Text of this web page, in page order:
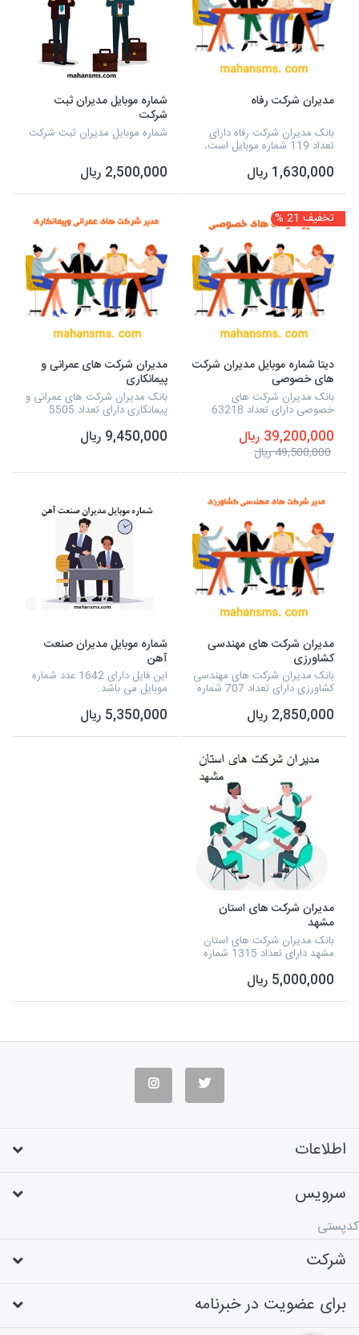
مدیران شرکت رفاه
بانک مدیران شرکت رفاه دارای
تعداد 119 شماره موبایل است،
مستقیم، به این شماره موبایل ها،
پیامک تبلیغاتی خود را ارسال
نمایید.
1,630,000 ریال
شماره موبایل مدیران ثبت
شرکت
شماره موبایل مدیران ثبت شرکت
2,500,000 ریال
تخفیف 21 %
دیتا شماره موبایل مدیران شرکت
های خصوصی
بانک مدیران شرکت های
خصوصی دارای تعداد 63218
توانید به صورت مستقیم، به این
شماره موبایل ها، پیامک تبلیغاتی
خود را ارسال نمایید.
39,200,000 ریال
49,500,000 ریال
مدیران شرکت های عمرانی و
پیمانکاری
بانک مدیران شرکت های عمرانی و
پیمانکاری دارای تعداد 5505
توانید به صورت مستقیم، به این
شماره موبایل ها، پیامک تبلیغاتی
9,450,000 ریال
مدیران شرکت های مهندسی
کشاورزی
بانک مدیران شرکت های مهندسی
کشاورزی دارای تعداد 707 شماره
به صورت مستقیم، به این شماره
موبایل ها، پیامک تبلیغاتی خود را
ارسال نم...
2,850,000 ریال
شماره موبایل مدیران صنعت
آهن
این فایل دارای 1642 عدد شماره
موبایل می باشد.
5,350,000 ریال
مدیران شرکت های استان
مشهد
بانک مدیران شرکت های استان
مشهد دارای تعداد 1315 شماره
به صورت مستقیم، به این شماره
موبایل ها، پیامک تبلیغاتی خود را
ارسال نمایی...
5,000,000 ریال
اطلاعات
سرویس
کدپستی
شرکت
برای عضویت در خبرنامه